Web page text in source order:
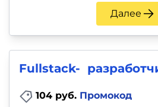
Далее
Fullstack-
104 руб. Промокод